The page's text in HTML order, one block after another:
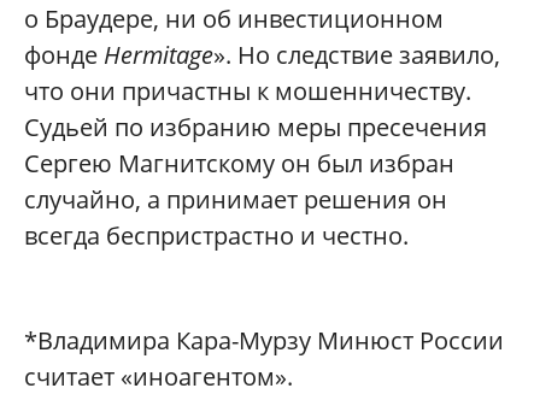
о Браудере, ни об инвестиционном
фонде Hermitage»‎. Но следствие заявило,
что они причастны к мошенничеству.
Судьей по избранию меры пресечения
Сергею Магнитскому он был избран
случайно, а принимает решения он
всегда беспристрастно и честно.
*Владимира Кара-Мурзу Минюст России
считает «иноагентом»‎.